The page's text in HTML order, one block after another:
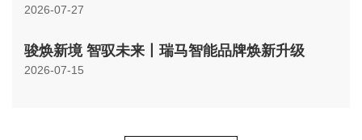
2026-07-27
骏焕新境 智驭未来丨瑞马智能品牌焕新升级
2026-07-15